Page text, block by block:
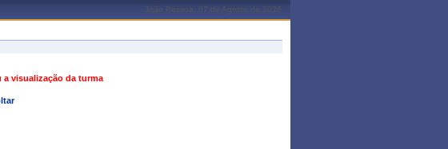
João Pessoa, 07 de Agosto de 2026
visualização da turma